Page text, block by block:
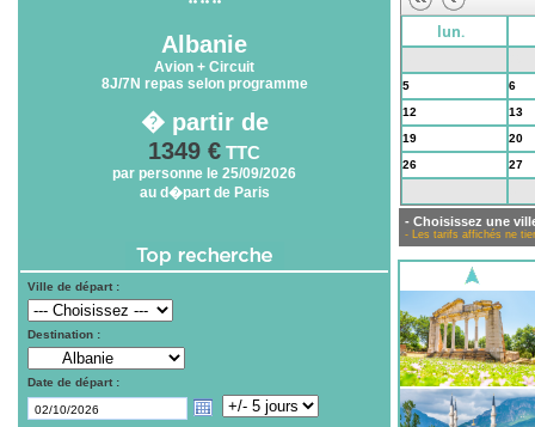
Albanie
Avion + Circuit
8J/7N repas selon programme
� partir de
1349 € TTC
par personne le 25/09/2026
au d�part de Paris
Ville de départ :
Destination :
Date de départ :
lun.
5
6
12
13
19
20
26
27
- Choisissez une
- Les tarifs affichés ne